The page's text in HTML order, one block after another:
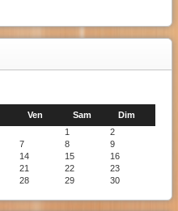
Ven Sam
Dim
1
2
7 8
9
14 15
16
21 22
23
28 29 30